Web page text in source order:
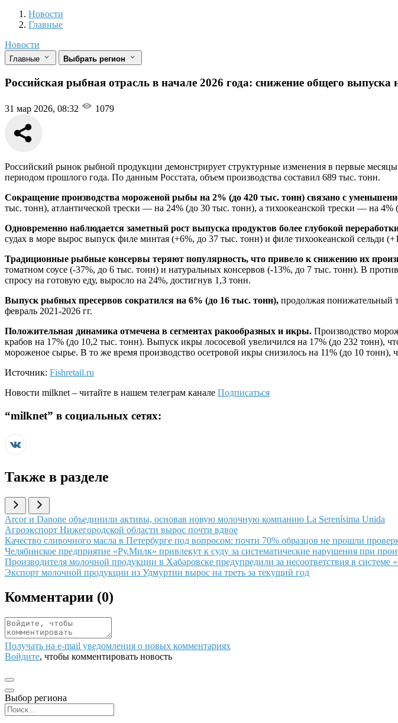
Новости
Разделы
Новости
Главные
Новости
Главные Выбрать регион
Российская рыбная отрасль в начале 2026 года: снижение общего выпуска
31 мар 2026, 08:32 1079
Российский рынок рыбной продукции демонстрирует структурные изменения в первые
периодом прошлого года. По данным Росстата, объем производства составил 689 тыс. тонн.
Сокращение производства мороженой рыбы на 2% (до 420 тыс. тонн) связано с
тыс. тонн), атлантической трески — на 24% (до 30 тыс. тонн), а тихоокеанской трески — на 4%
Одновременно наблюдается заметный рост выпуска продуктов более глубокой
судах в море вырос выпуск филе минтая (+6%, до 37 тыс. тонн) и филе тихоокеанской сельди
Традиционные рыбные консервы теряют популярность, что привело к снижению их
томатном соусе (-37%, до 6 тыс. тонн) и натуральных консервов (-13%, до 7 тыс. тонн). В
спросу на готовую еду, выросло на 24%, достигнув 1,3 тонн.
Выпуск рыбных пресервов сократился на 6% (до 16 тыс. тонн), продолжая понижательный
февраль 2021-2026 гг.
Положительная динамика отмечена в сегментах ракообразных и икры. Производство
крабов на 17% (до 10,2 тыс. тонн). Выпуск икры лососевой увеличился на 17% (до 232 тонн),
мороженое сырье. В то же время производство осетровой икры снизилось на 11% (до 10 тонн),
Источник: Fishretail.ru
Новости milknet – читайте в нашем телеграм канале Подписаться
“milknet” в социальных сетях:
Также в разделе
Иллюстрация новости
Arcor и Danone объединили активы, основав новую молочную компанию La Serenísima Unida
Иллюстрация новости
Агроэкспорт Нижегородской области вырос почти вдвое
Иллюстрация новости
Качество сливочного масла в Петербурге под вопросом: почти 70% образцов не прошли
Иллюстрация новости
Челябинское предприятие «Ру.Милк» привлекут к суду за систематические нарушения при
Иллюстрация новости
Производителя молочной продукции в Хабаровске предупредили за несоответствия в системе
Иллюстрация новости
Экспорт молочной продукции из Удмуртии вырос на треть за текущий год
Комментарии (0)
Получать на e‑mail уведомления о новых комментариях
Войдите, чтобы комментировать новость
Выбор региона